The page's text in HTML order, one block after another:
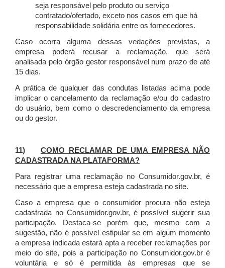
seja responsável pelo produto ou serviço
contratado/ofertado, exceto nos casos em que há
responsabilidade solidária entre os fornecedores.
Caso ocorra alguma dessas vedações previstas, a
empresa poderá recusar a reclamação, que será
analisada pelo órgão gestor responsável num prazo de até
15 dias.
A prática de qualquer das condutas listadas acima pode
implicar o cancelamento da reclamação e/ou do cadastro
do usuário, bem como o descredenciamento da empresa
ou do gestor.
11)COMO RECLAMAR DE UMA EMPRESA NÃO
CADASTRADA NA PLATAFORMA?
Para registrar uma reclamação no Consumidor.gov.br, é
necessário que a empresa esteja cadastrada no site.
Caso a empresa que o consumidor procura não esteja
cadastrada no Consumidor.gov.br, é possível sugerir sua
participação. Destaca-se porém que, mesmo com a
sugestão, não é possível estipular se em algum momento
a empresa indicada estará apta a receber reclamações por
meio do site, pois a participação no Consumidor.gov.br é
voluntária e só é permitida às empresas que se